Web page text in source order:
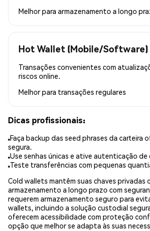
Melhor para armazenamento a longo
Hot Wallet (Mobile/Software)
Transações convenientes com
riscos online.
Melhor para transações regulares
Dicas profissionais:
Faça backup das seed phrases da carteira
segura.
Use senhas únicas e ative autenticação de
Teste transferências com pequenas
Cold wallets mantêm suas chaves privadas
armazenamento a longo prazo com
requerem armazenamento seguro para
wallets, incluindo a solução custodial
oferecem acessibilidade com proteção
opção que melhor se adapta às suas